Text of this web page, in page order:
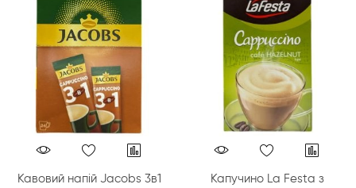
Кавовий напій Jacobs 3в1
Капучино La Festa з